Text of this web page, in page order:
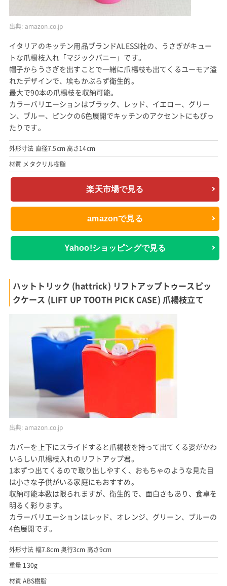
出典: amazon.co.jp
イタリアのキッチン用品ブランドALESSI社の、うさぎがキュー
トな爪楊枝入れ「マジックバニー」です。
帽子からうさぎを出すことで一緒に爪楊枝も出てくるユーモア溢
れたデザインで、埃もかぶらず衛生的。
最大で90本の爪楊枝を収納可能。
カラーバリエーションはブラック、レッド、イエロー、グリー
ン、ブルー、ピンクの6色展開でキッチンのアクセントにもぴっ
たりです。
外形寸法 直径7.5cm 高さ14cm
材質 メタクリル樹脂
楽天市場で見る
amazonで見る
Yahoo!ショッピングで見る
ハットトリック (hattrick) リフトアップトゥースピッ
クケース (LIFT UP TOOTH PICK CASE) 爪楊枝立て
出典: amazon.co.jp
カバーを上下にスライドすると爪楊枝を持って出てくる姿がかわ
いらしい爪楊枝入れのリフトアップ君。
1本ずつ出てくるので取り出しやすく、おもちゃのような見た目
は小さな子供がいる家庭にもおすすめ。
収納可能本数は限られますが、衛生的で、面白さもあり、食卓を
明るく彩ります。
カラーバリエーションはレッド、オレンジ、グリーン、ブルーの
4色展開です。
外形寸法 幅7.8cm 奥行3cm 高さ9cm
重量 130g
材質 ABS樹脂